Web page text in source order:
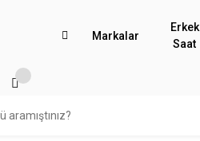
Markalar
Erkek
Saat